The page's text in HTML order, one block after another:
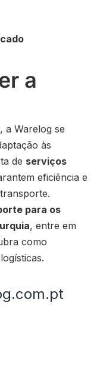
a
a Warelog se
às
de serviços
eficiência e
para os
, entre em
como